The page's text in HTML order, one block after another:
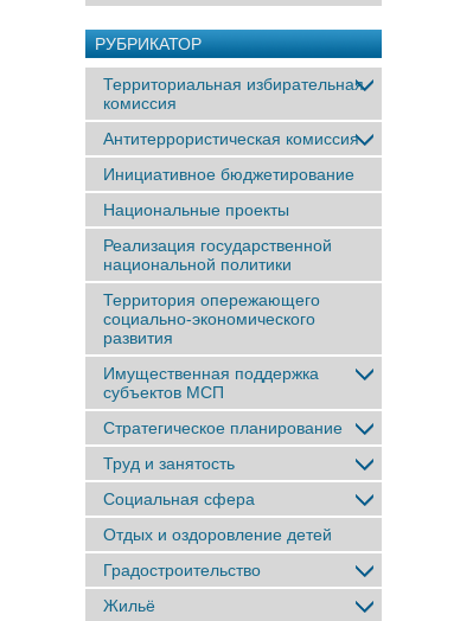
РУБРИКАТОР
Территориальная избирательная
комиссия
Антитеррористическая комиссия
Инициативное бюджетирование
Национальные проекты
Реализация государственной
национальной политики
Территория опережающего
социально-экономического
развития
Имущественная поддержка
субъектов МСП
Стратегическое планирование
Труд и занятость
Социальная сфера
Отдых и оздоровление детей
Градостроительство
Жильё